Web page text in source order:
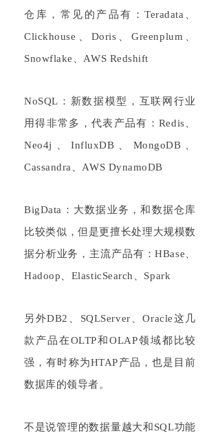
仓库，常见的产品有：Teradata 、
Clickhouse 、 Doris、Greenplum 、
Snowflake 、AWS Redshift
NoSQL ：新数据模型，互联网行业
用得非常多，代表产品有： Redis、
Neo4j 、InfluxDB 、 MongoDB 、
Cassandra、AWS DynamoDB
BigData ：大数据业务，和数据仓库
比较类似，但是更擅长处理大规模数
据分析业务，主流产品有：HBase、
Hadoop、 ElasticSearch 、 Spark
另外DB2 、 SQLServer、Oracle这几
款产品在OLTP和OLAP领域都比较
强，有时称为HTAP产品，也是目前
数据库的领导者。
不是说管理的数据量越大和SQL功能